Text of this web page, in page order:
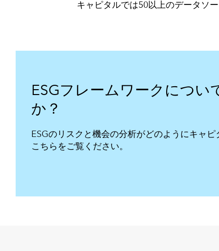
キャピタルでは50以上のデータソ
ESGフレームワークにつ
か？
ESGのリスクと機会の分析がどのようにキャ
こちらをご覧ください。